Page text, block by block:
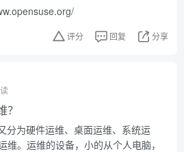
评分 回复 分享
分为硬件运维、桌面运维、系统运
维。运维的设备，小的从个人电脑，